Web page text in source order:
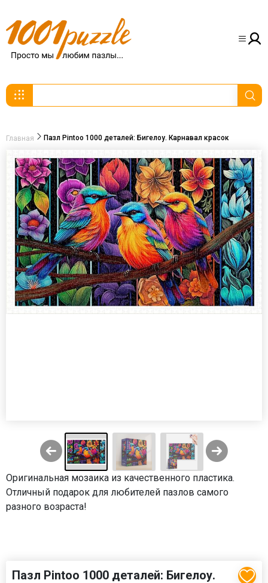
Главная Пазл Pintoo 1000 деталей: Бигелоу. Карнавал красок
Оригинальная мозаика из качественного пластика.
Отличный подарок для любителей пазлов самого
разного возраста!
Пазл Pintoo 1000 деталей: Бигелоу.